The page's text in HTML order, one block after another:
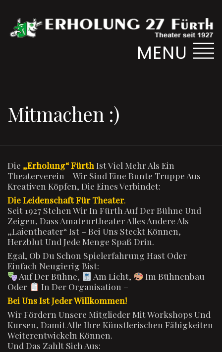
MENU
Mitmachen :)
Die „Erholung“ Fürth Ist Viel Mehr Als Ein
Theaterverein – Wir Sind Eine Bunte Truppe Aus
Kreativen Köpfen, Die Eines Verbindet:
Die Leidenschaft Für Theater.
Seit 1927 Stehen Wir In Fürth Auf Der Bühne Und
Zeigen, Dass Amateurtheater Alles Andere Als
„Laientheater“ Ist – Bei Uns Steckt Können,
Herzblut Und Jede Menge Spaß Drin.
Egal, Ob Du Schon Spielerfahrung Hast Oder
Einfach Neugierig Bist:
Auf Der Bühne,
Am Licht,
Im Bühnenbau
Oder
In Der Organisation –
Bei Uns Ist Jeder Willkommen!
Wir Fördern Unsere Mitglieder Mit Workshops Und
Kursen, Damit Alle Ihre Künstlerischen Fähigkeiten
Weiterentwickeln Können.
Und Das Zahlt Sich Aus: